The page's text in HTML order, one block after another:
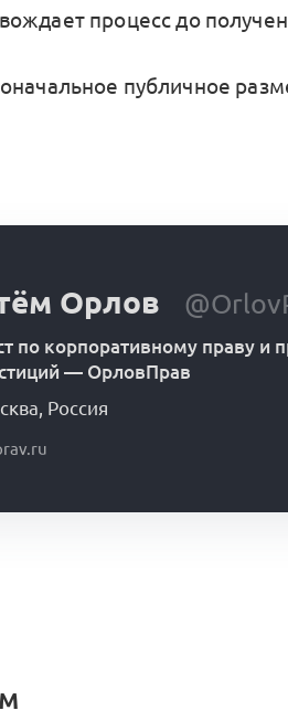
процесс до
публичное
Орлов
по корпоративному праву и
— ОрловПрав
Россия